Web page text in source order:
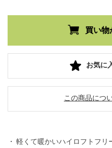
お気に
この商品につ
・ 軽くて暖かいハイロフトフリ